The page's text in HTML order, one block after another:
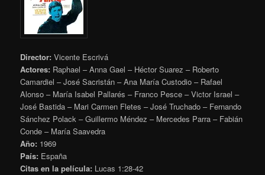
Director: Vicente Escrivá
Actores: Raphael – Anna Gael – Héctor Suarez – Roberto
Camardiel – José Sacristán – Ana María Custodio – Rafael
Alonso – María Isabel Pallarés – Franco Pesce – Victor Israel –
José Bastida – Mari Carmen Fletes – José Truchado – Fernando
Sánchez Polack – Guillermo Méndez – Mercedes Parra – Fabián
Conde – María Saavedra
Año: 1969
País: España
Citas en la película: Lucas 1:28-42